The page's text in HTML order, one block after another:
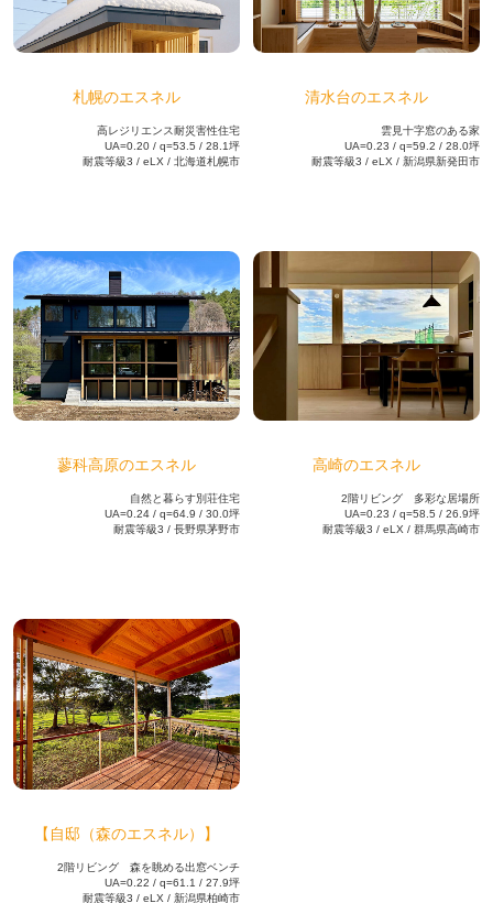
札幌のエスネル
高レジリエンス耐災害性住宅
UA=0.20 / q=53.5 / 28.1坪
耐震等級3 / eLX / 北海道札幌市
清水台のエスネル
雲見十字窓のある家
UA=0.23 / q=59.2 / 28.0坪
耐震等級3 / eLX / 新潟県新発田市
蓼科高原のエスネル
自然と暮らす別荘住宅
UA=0.24 / q=64.9 / 30.0坪
耐震等級3 / 長野県茅野市
高崎のエスネル
2階リビング 多彩な居場所
UA=0.23 / q=58.5 / 26.9坪
耐震等級3 / eLX / 群馬県高崎市
【自邸（森のエスネル）】
2階リビング 森を眺める出窓ベンチ
UA=0.22 / q=61.1 / 27.9坪
耐震等級3 / eLX / 新潟県柏崎市